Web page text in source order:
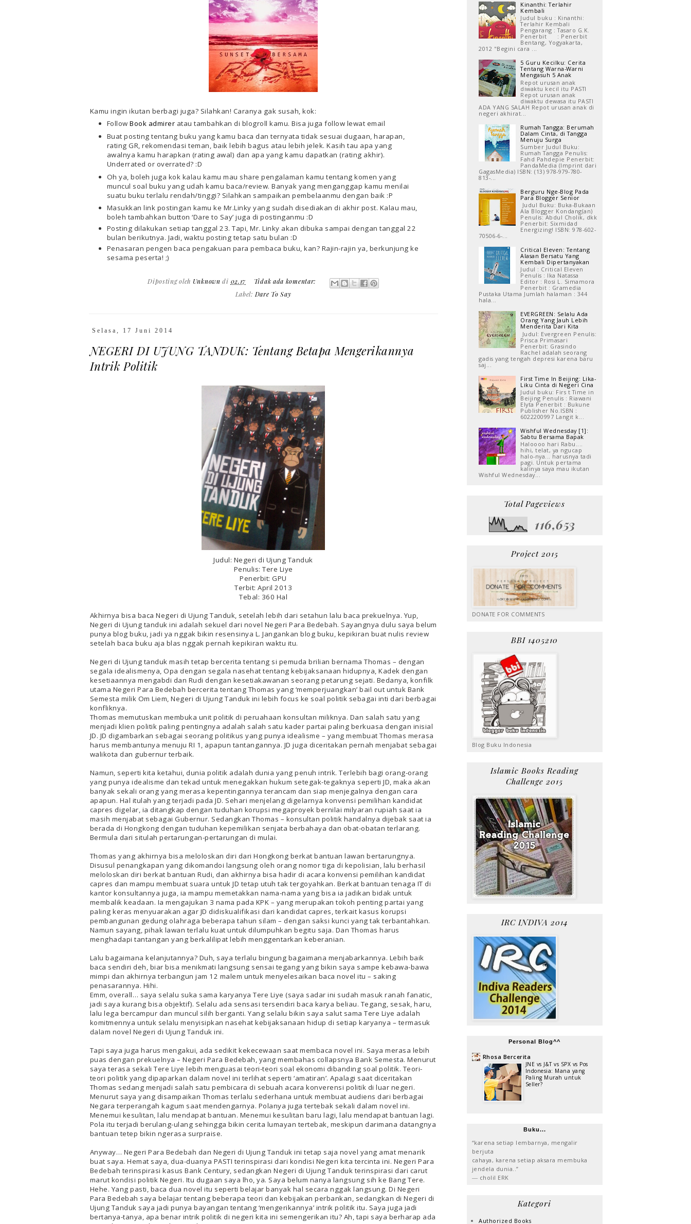
Kamu ingin ikutan berbagi juga? Silahkan! Caranya gak susah, kok:
Follow Book admirer atau tambahkan di blogroll kamu. Bisa juga follow lewat email
Buat posting tentang buku yang kamu baca dan ternyata tidak sesuai dugaan, harapan,
rating GR, rekomendasi teman, baik lebih bagus atau lebih jelek. Kasih tau apa yang
awalnya kamu harapkan (rating awal) dan apa yang kamu dapatkan (rating akhir).
Underrated or overrated? :D
Oh ya, boleh juga kok kalau kamu mau share pengalaman kamu tentang komen yang
muncul soal buku yang udah kamu baca/review. Banyak yang menganggap kamu menilai
suatu buku terlalu rendah/tinggi? Silahkan sampaikan pembelaanmu dengan baik :P
Masukkan link postingan kamu ke Mr.Linky yang sudah disediakan di akhir post. Kalau mau,
boleh tambahkan button ‘Dare to Say’ juga di postinganmu :D
Posting dilakukan setiap tanggal 23. Tapi, Mr. Linky akan dibuka sampai dengan tanggal 22
bulan berikutnya. Jadi, waktu posting tetap satu bulan :D
Penasaran pengen baca pengakuan para pembaca buku, kan? Rajin-rajin ya, berkunjung ke
sesama peserta! ;)
Diposting oleh Unknown di 02.17
Tidak ada komentar:
Label: Dare To Say
Selasa, 17 Juni 2014
NEGERI DI UJUNG TANDUK: Tentang Betapa Mengerikannya
Intrik Politik
Judul: Negeri di Ujung Tanduk
Penulis: Tere Liye
Penerbit: GPU
Terbit: April 2013
Tebal: 360 Hal
Akhirnya bisa baca Negeri di Ujung Tanduk, setelah lebih dari setahun lalu baca prekuelnya. Yup,
Negeri di Ujung tanduk ini adalah sekuel dari novel Negeri Para Bedebah. Sayangnya dulu saya belum
punya blog buku, jadi ya nggak bikin resensinya L. Jangankan blog buku, kepikiran buat nulis review
setelah baca buku aja blas nggak pernah kepikiran waktu itu.
Negeri di Ujung tanduk masih tetap bercerita tentang si pemuda brilian bernama Thomas – dengan
segala idealismenya, Opa dengan segala nasehat tentang kebijaksanaan hidupnya, Kadek dengan
kesetiaannya mengabdi dan Rudi dengan kesetiakawanan seorang petarung sejati. Bedanya, konfilk
utama Negeri Para Bedebah bercerita tentang Thomas yang ‘memperjuangkan’ bail out untuk Bank
Semesta milik Om Liem, Negeri di Ujung Tanduk ini lebih focus ke soal politik sebagai inti dari berbagai
konfliknya.
Thomas memutuskan membuka unit politik di peruahaan konsultan miliknya. Dan salah satu yang
menjadi klien politik paling pentingnya adalah salah satu kader partai paling berkuasa dengan inisial
JD. JD digambarkan sebagai seorang politikus yang punya idealisme – yang membuat Thomas merasa
harus membantunya menuju RI 1, apapun tantangannya. JD juga diceritakan pernah menjabat sebagai
walikota dan gubernur terbaik.
Namun, seperti kita ketahui, dunia politik adalah dunia yang penuh intrik. Terlebih bagi orang-orang
yang punya idealisme dan tekad untuk menegakkan hukum setegak-tegaknya seperti JD, maka akan
banyak sekali orang yang merasa kepentingannya terancam dan siap menjegalnya dengan cara
apapun. Hal itulah yang terjadi pada JD. Sehari menjelang digelarnya konvensi pemilihan kandidat
capres digelar, ia ditangkap dengan tuduhan korupsi megaproyek bernilai milyaran rupiah saat ia
masih menjabat sebagai Gubernur. Sedangkan Thomas – konsultan politik handalnya dijebak saat ia
berada di Hongkong dengan tuduhan kepemilikan senjata berbahaya dan obat-obatan terlarang.
Bermula dari situlah pertarungan-pertarungan di mulai.
Thomas yang akhirnya bisa meloloskan diri dari Hongkong berkat bantuan lawan bertarungnya.
Disusul penangkapan yang dikomandoi langsung oleh orang nomor tiga di kepolisian, lalu berhasil
meloloskan diri berkat bantuan Rudi, dan akhirnya bisa hadir di acara konvensi pemilihan kandidat
capres dan mampu membuat suara untuk JD tetap utuh tak tergoyahkan. Berkat bantuan tenaga IT di
kantor konsultannya juga, ia mampu memetakkan nama-nama yang bisa ia jadikan bidak untuk
membalik keadaan. Ia mengajukan 3 nama pada KPK – yang merupakan tokoh penting partai yang
paling keras menyuarakan agar JD didiskualifikasi dari kandidat capres, terkait kasus korupsi
pembangunan gedung olahraga beberapa tahun silam – dengan saksi kunci yang tak terbantahkan.
Namun sayang, pihak lawan terlalu kuat untuk dilumpuhkan begitu saja. Dan Thomas harus
menghadapi tantangan yang berkalilipat lebih menggentarkan keberanian.
Lalu bagaimana kelanjutannya? Duh, saya terlalu bingung bagaimana menjabarkannya. Lebih baik
baca sendiri deh, biar bisa menikmati langsung sensai tegang yang bikin saya sampe kebawa-bawa
mimpi dan akhirnya terbangun jam 12 malem untuk menyelesaikan baca novel itu – saking
penasarannya. Hihi.
Emm, overall… saya selalu suka sama karyanya Tere Liye (saya sadar ini sudah masuk ranah fanatic,
jadi saya kurang bisa objektif). Selalu ada sensasi tersendiri baca karya beliau. Tegang, sesak, haru,
lalu lega bercampur dan muncul silih berganti. Yang selalu bikin saya salut sama Tere Liye adalah
komitmennya untuk selalu menyisipkan nasehat kebijaksanaan hidup di setiap karyanya – termasuk
dalam novel Negeri di Ujung Tanduk ini.
Tapi saya juga harus mengakui, ada sedikit kekecewaan saat membaca novel ini. Saya merasa lebih
puas dengan prekuelnya – Negeri Para Bedebah, yang membahas collapsnya Bank Semesta. Menurut
saya terasa sekali Tere Liye lebih menguasai teori-teori soal ekonomi dibanding soal politik. Teori-
teori politik yang dipaparkan dalam novel ini terlihat seperti ‘amatiran’. Apalagi saat diceritakan
Thomas sedang menjadi salah satu pembicara di sebuah acara konverensi politik di luar negeri.
Menurut saya yang disampaikan Thomas terlalu sederhana untuk membuat audiens dari berbagai
Negara terperangah kagum saat mendengarnya. Polanya juga tertebak sekali dalam novel ini.
Menemui kesulitan, lalu mendapat bantuan. Menemui kesulitan baru lagi, lalu mendapat bantuan lagi.
Pola itu terjadi berulang-ulang sehingga bikin cerita lumayan tertebak, meskipun darimana datangnya
bantuan tetep bikin ngerasa surpraise.
Anyway… Negeri Para Bedebah dan Negeri di Ujung Tanduk ini tetap saja novel yang amat menarik
buat saya. Hemat saya, dua-duanya PASTI terinspirasi dari kondisi Negeri kita tercinta ini. Negeri Para
Bedebah terinspirasi kasus Bank Century, sedangkan Negeri di Ujung Tanduk terinspirasi dari carut
marut kondisi politik Negeri. Itu dugaan saya lho, ya. Saya belum nanya langsung sih ke Bang Tere.
Hehe. Yang pasti, baca dua novel itu seperti belajar banyak hal secara nggak langsung. Di Negeri
Para Bedebah saya belajar tentang beberapa teori dan kebijakan perbankan, sedangkan di Negeri di
Ujung Tanduk saya jadi punya bayangan tentang ‘mengerikannya’ intrik politik itu. Saya juga jadi
bertanya-tanya, apa benar intrik politik di negeri kita ini semengerikan itu? Ah, tapi saya berharap ada
Kinanthi: Terlahir
Kembali
Judul buku : Kinanthi:
Terlahir Kembali
Pengarang : Tasaro G.K.
Penerbit : Penerbit
Bentang, Yogyakarta,
2012 "Begini cara ...
5 Guru Kecilku: Cerita
Tentang Warna-Warni
Mengasuh 5 Anak
Repot urusan anak
diwaktu kecil itu PASTI
Repot urusan anak
diwaktu dewasa itu PASTI
ADA YANG SALAH Repot urusan anak di
negeri akhirat...
Rumah Tangga: Berumah
Dalam Cinta, di Tangga
Menuju Surga
Sumber Judul Buku:
Rumah Tangga Penulis:
Fahd Pahdepie Penerbit:
PandaMedia (Imprint dari
GagasMedia) ISBN: (13) 978-979-780-
813-...
Berguru Nge-Blog Pada
Para Blogger Senior
Judul Buku: Buka-Bukaan
Ala Blogger Kondang(an)
Penulis: Abdul Cholik, dkk
Penerbit: Sixmidad
Energizing! ISBN: 978-602-
70506-6-...
Critical Eleven: Tentang
Alasan Bersatu Yang
Kembali Dipertanyakan
Judul : Critical Eleven
Penulis : Ika Natassa
Editor : Rosi L. Simamora
Penerbit : Gramedia
Pustaka Utama Jumlah halaman : 344
hala...
EVERGREEN: Selalu Ada
Orang Yang Jauh Lebih
Menderita Dari Kita
Judul: Evergreen Penulis:
Prisca Primasari
Penerbit: Grasindo
Rachel adalah seorang
gadis yang tengah depresi karena baru
saj...
First Time In Beijing: Lika-
Liku Cinta di Negeri Cina
Judul buku: Firs t Time in
Beijing Penulis : Riawani
Elyta Penerbit : Bukune
Publisher No.ISBN :
6022200997 Langit k...
Wishful Wednesday [1]:
Sabtu Bersama Bapak
Haloooo hari Rabu....
hihi, telat, ya ngucap
halo-nya... harusnya tadi
pagi. Untuk pertama
kalinya saya mau ikutan
Wishful Wednesday...
Total Pageviews
116,653
Project 2015
DONATE FOR COMMENTS
BBI 1405210
Blog Buku Indonesia
Islamic Books Reading
Challenge 2015
IRC INDIVA 2014
Personal Blog^^
Rhosa Bercerita
JNE vs J&T vs SPX vs Pos
Indonesia: Mana yang
Paling Murah untuk
Seller?
Buku...
“karena setiap lembarnya, mengalir
berjuta
cahaya, karena setiap aksara membuka
jendela dunia..”
― cholil ERK
Kategori
Authorized Books